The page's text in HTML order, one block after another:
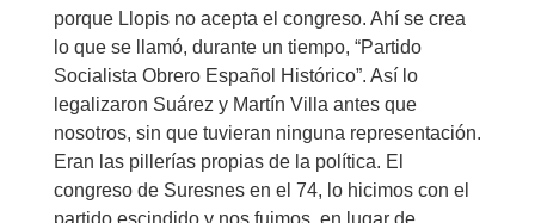
porque Llopis no acepta el congreso. Ahí se crea
lo que se llamó, durante un tiempo, “Partido
Socialista Obrero Español Histórico”. Así lo
legalizaron Suárez y Martín Villa antes que
nosotros, sin que tuvieran ninguna representación.
Eran las pillerías propias de la política. El
congreso de Suresnes en el 74, lo hicimos con el
partido escindido y nos fuimos, en lugar de